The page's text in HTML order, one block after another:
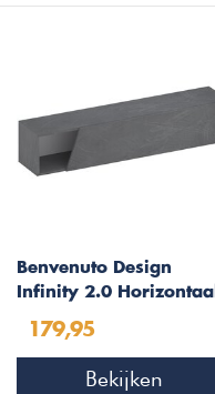
Benvenuto Design
Infinity 2.0 Horizontaal
Afgeschuind
179,95
Bekijken